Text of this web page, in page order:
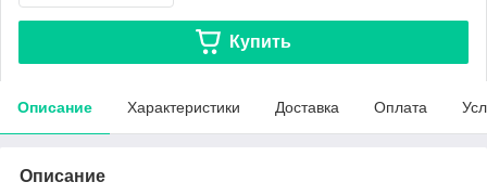
Купить
Описание Характеристики Доставка Оплата
Описание